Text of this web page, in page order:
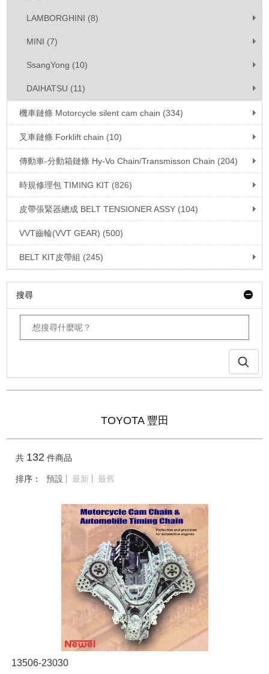
LAMBORGHINI (8)
MINI (7)
SsangYong (10)
DAIHATSU (11)
機車鏈條 Motorcycle silent cam chain (334)
叉車鏈條 Forklift chain (10)
傳動車-分動箱鏈條 Hy-Vo Chain/Transmisson Chain (204)
時規修理包 TIMING KIT (826)
皮帶張緊器總成 BELT TENSIONER ASSY (104)
VVT齒輪(VVT GEAR) (500)
BELT KIT皮帶組 (245)
搜尋
TOYOTA 豐田
共 132 件商品
排序： 預設 最新 最舊
13506-23030